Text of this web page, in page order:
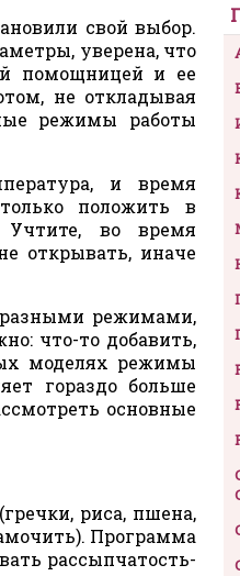
свой выбор.
уверена, что
помощницей и ее
не откладывая
режимы работы
и время
положить в
во время
открывать, иначе
разными режимами,
что-то добавить,
моделях режимы
гораздо больше
основные
риса, пшена,
Программа
рассыпчатость-